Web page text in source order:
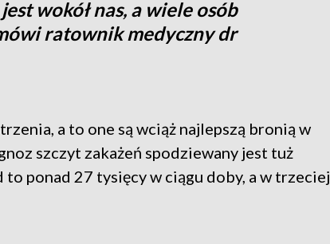
wokół nas, a wiele osób
ratownik medyczny dr
a to one są wciąż najlepszą bronią w
szczyt zakażeń spodziewany jest tuż
ponad 27 tysięcy w ciągu doby, a w trzeciej